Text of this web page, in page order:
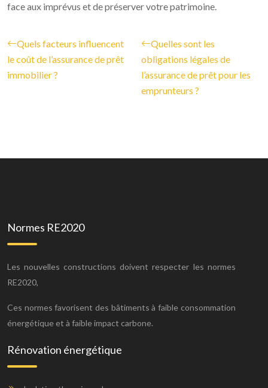
face aux imprévus et de préserver votre patrimoine.
Quels facteurs influencent
le coût de l’assurance de prêt
immobilier ?
Quelles sont les
obligations légales de
l’assurance de prêt pour les
emprunteurs ?
Normes RE2020
Les nouvelles constructions doivent respecter les normes
RE2020,
Ces normes favorisent des bâtiments à faible consommation
énergétique et à faible impact carbone.
Rénovation énergétique